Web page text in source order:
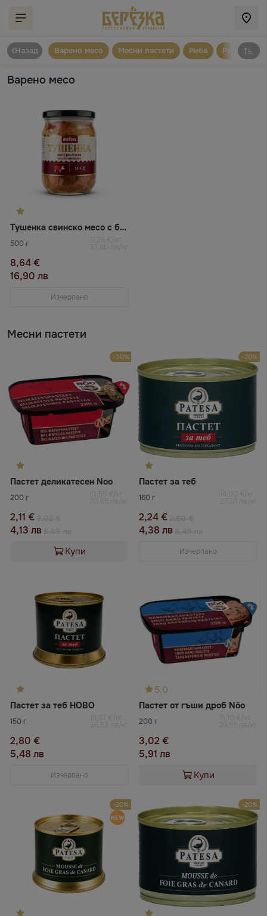
Назад Варено месо Месни пастети Риба Рибни
Варено месо
Тушенка свинско месо с бекон
500 г 17,28 €/кг
33,80 лв/кг
8,64 €
16,90 лв
Изчерпано
Месни пастети
-30%
Пастет деликатесен Noo
200 г 10,55 €/кг
20,65 лв/кг
2,11 €
4,13 лв
Купи
-20%
Пастет за теб
160 г 14,00 €/кг
27,38 лв/кг
2,24 €
4,38 лв
Изчерпано
Пастет за теб НОВО
150 г 18,67 €/кг
36,53 лв/кг
2,80 €
5,48 лв
Изчерпано
5.0
Пастет от гъши дроб Nõo
200 г 15,10 €/кг
29,55 лв/кг
3,02 €
5,91 лв
Купи
-20% -20%